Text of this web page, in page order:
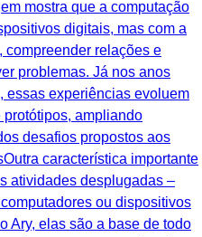
mostra que a computação
digitais, mas com a
relações e
problemas. Já nos anos
essas experiências evoluem
ampliando
desafios propostos aos
característica importante
atividades desplugadas –
ou dispositivos
Ary, elas são a base de todo